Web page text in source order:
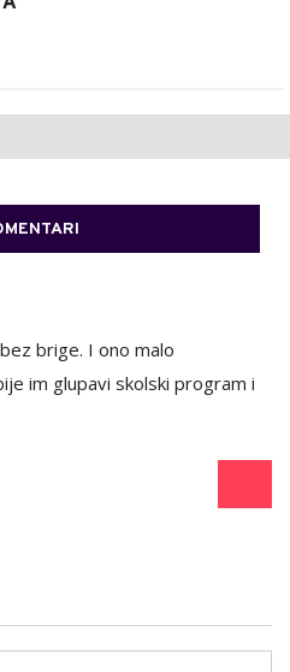
brige. I ono malo
im glupavi skolski program i